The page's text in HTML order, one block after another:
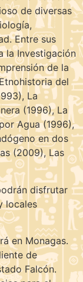
de diversas
Entre sus
la Investigación
de la
del
La
(1996), La
Agua (1996),
en dos
(2009), Las
disfrutar
locales
en Monagas.
de
Falcón.